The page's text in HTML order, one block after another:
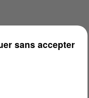
sans accepter